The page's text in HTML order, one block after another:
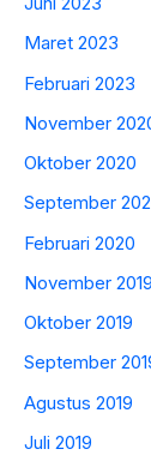
Maret 2023
Februari 2023
November
Oktober 2020
September
Februari 2020
November 2019
Oktober 2019
September
Agustus 2019
Juli 2019